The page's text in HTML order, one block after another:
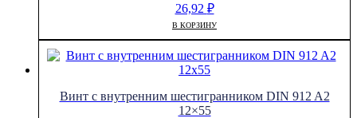
26,92 ₽
В КОРЗИНУ
Винт с внутренним шестигранником DIN 912 A2
12×55